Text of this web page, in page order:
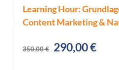
Learning Hour:
Content Marketing &
350,00€ 290,00€